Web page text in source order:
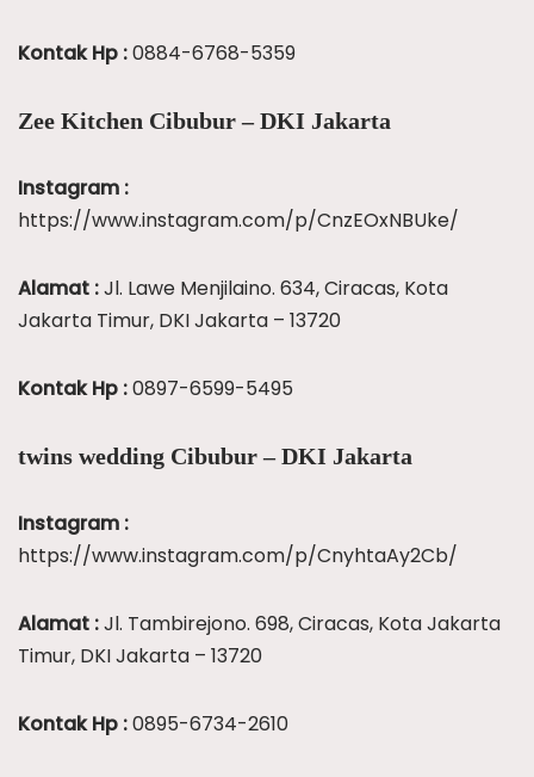
Kontak Hp :0884-6768-5359
Zee Kitchen Cibubur – DKI Jakarta
Instagram :
https://www.instagram.com/p/CnzEOxNBUke/
Alamat :Jl. Lawe Menjilaino. 634, Ciracas, Kota
Jakarta Timur, DKI Jakarta – 13720
Kontak Hp :0897-6599-5495
twins wedding Cibubur – DKI Jakarta
Instagram :
https://www.instagram.com/p/CnyhtaAy2Cb/
Alamat :Jl. Tambirejono. 698, Ciracas, Kota Jakarta
Timur, DKI Jakarta – 13720
Kontak Hp :0895-6734-2610